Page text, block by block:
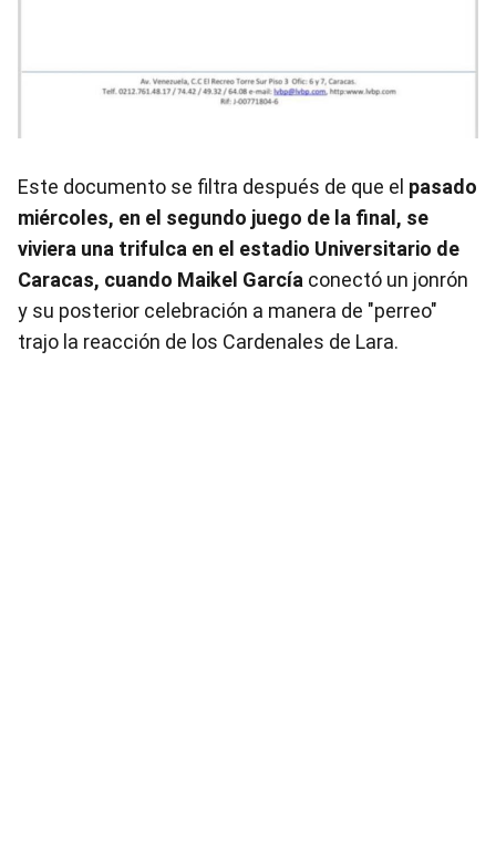
Este documento se filtra después de que el pasado
miércoles, en el segundo juego de la final, se
viviera una trifulca en el estadio Universitario de
Caracas, cuando Maikel García conectó un jonrón
y su posterior celebración a manera de "perreo"
trajo la reacción de los Cardenales de Lara.